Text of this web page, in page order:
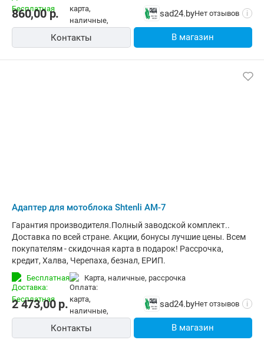
860,00р. sad24.byНет отзывов i
Контакты В магазин
Адаптер для мотоблока Shtenli АМ-7
Гарантия производителя.Полный заводской комплект..
Доставка по всей стране. Акции, бонусы лучшие цены. Всем
покупателям - скидочная карта в подарок! Рассрочка,
кредит, Халва, Черепаха, безнал, ЕРИП.
Бесплатная карта, наличные, рассрочка
2 473,00р. sad24.byНет отзывов i
Контакты В магазин